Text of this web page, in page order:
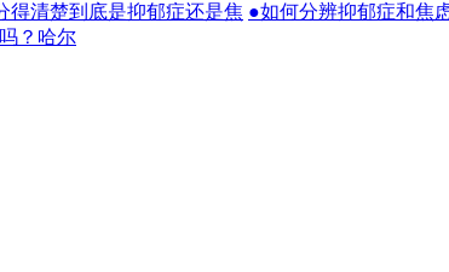
得清楚到底是抑郁症还是焦 ●如何分辨抑郁症和焦
？哈尔